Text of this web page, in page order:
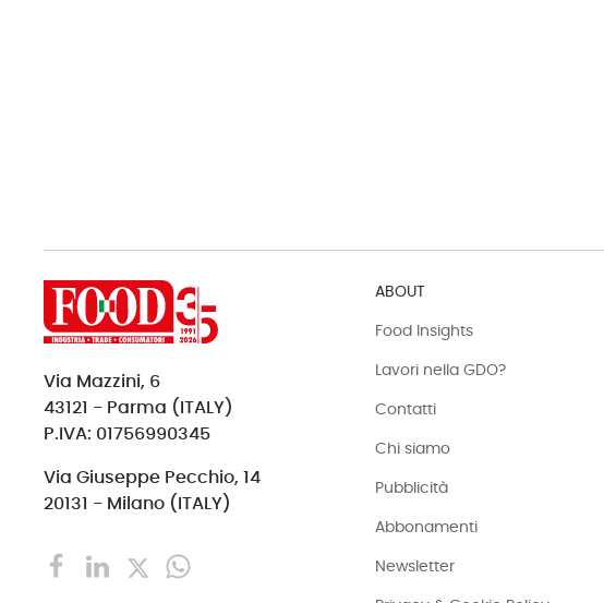
Via Mazzini, 6
43121 - Parma (ITALY)
P.IVA: 01756990345
Via Giuseppe Pecchio, 14
20131 - Milano (ITALY)
ABOUT
Food Insights
Lavori nella GDO?
Contatti
Chi siamo
Pubblicità
Abbonamenti
Newsletter